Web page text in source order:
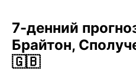
7-денний
Брайтон,
🇬🇧